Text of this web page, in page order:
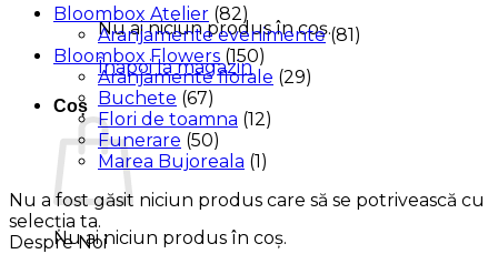
Nu ai niciun produs în coș.
Înapoi la magazin
Coș
Nu ai niciun produs în coș.
Bloombox Atelier (82)
Aranjamente evenimente (81)
Bloombox Flowers (150)
Aranjamente florale (29)
Buchete (67)
Flori de toamna (12)
Funerare (50)
Marea Bujoreala (1)
Nu a fost găsit niciun produs care să se potrivească cu
selecția ta.
Despre Noi